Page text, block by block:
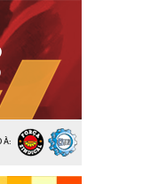
À: